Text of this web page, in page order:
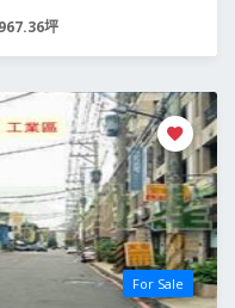
967.36坪
For Sale